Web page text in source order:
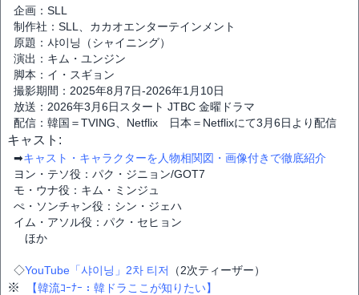
企画：SLL
制作社：SLL、カカオエンターテインメント
原題：샤이닝（シャイニング）
演出：キム・ユンジン
脚本：イ・スギョン
撮影期間：2025年8月7日-2026年1月10日
放送：2026年3月6日スタート JTBC 金曜ドラマ
配信：韓国＝TVING、Netflix 日本＝Netflixにて3月6日より配信
キャスト:
➡キャスト・キャラクターを人物相関図・画像付きで徹底紹介
ヨン・テソ役：パク・ジニョン/GOT7
モ・ウナ役：キム・ミンジュ
ぺ・ソンチャン役：シン・ジェハ
イム・アソル役：パク・セヒョン
ほか
◇YouTube「샤이닝」2차 티저 （2次ティーザー）
※ 【韓流ｺｰﾅｰ：韓ドラここが知りたい】